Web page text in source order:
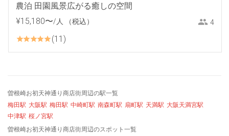
農泊 田園風景広がる癒しの空間
¥15,180〜/人 （税込） 4
11
曽根崎お初天神通り商店街周辺の駅一覧
梅田駅 大阪駅 梅田駅 中崎町駅 南森町駅 扇町駅 天満駅 大阪天満宮駅
中津駅 桜ノ宮駅
曽根崎お初天神通り商店街周辺のスポット一覧